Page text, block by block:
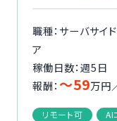
職種：サーバサイ
ア
稼働日数：週5日
報酬： 〜59万円
リモート可 AI